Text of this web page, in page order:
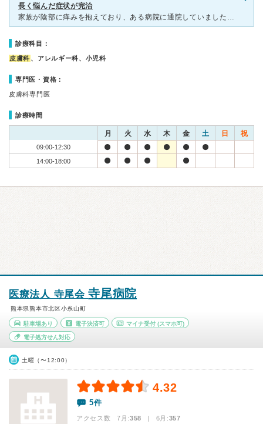
長く悩んだ症状が完治
家族が陰部に痒みを抱えており、ある病院に通院していましたが、なかなか治らずに辛い思いをしていました。 痒みが強く、掻くと血が出ていました。 痒がる姿を見ているだけでかわいそうでした。 ある病院の
診療科目：
皮膚科 、アレルギー科、小児科
専門医・資格：
皮膚科専門医
診療時間
月 火 水 木 金 土 日 祝
09:00-12:30
14:00-18:00
医療法人 寺尾会寺尾病院
熊本県熊本市北区小糸山町
駐車場あり 電子決済可 マイナ受付 (スマホ可)
電子処方せん対応
土曜（〜12:00）
4.32
5件
アクセス数 7月:358 | 6月:357